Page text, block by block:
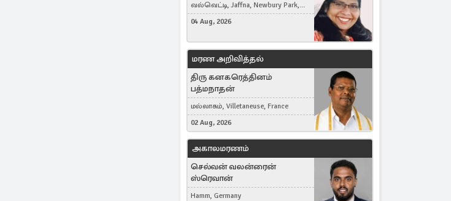
வல்வெட்டி, Jaffna, Newbury Park,
United Kingdom
04 Aug, 2026
மரண அறிவித்தல்
திரு கனகரெத்தினம்
பத்மநாதன்
மல்லாகம், Villetaneuse, France
02 Aug, 2026
அகாலமரணம்
செல்வன் வலன்ரைன்
ஸ்ரெவான்
Hamm, Germany